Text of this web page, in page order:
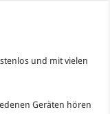
und mit vielen
Geräten hören